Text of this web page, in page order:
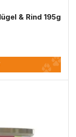
& Rind 195g